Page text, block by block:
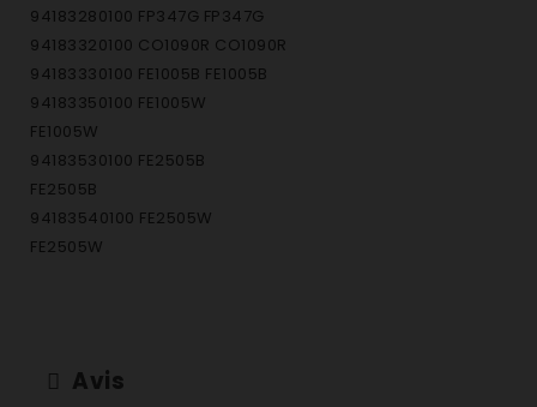
94183280100 FP347G FP347G
94183320100 CO1090R CO1090R
94183330100 FE1005B FE1005B
94183350100 FE1005W
FE1005W
94183530100 FE2505B
FE2505B
94183540100 FE2505W
FE2505W
94183580100 FE3010W FE3010W
Avis